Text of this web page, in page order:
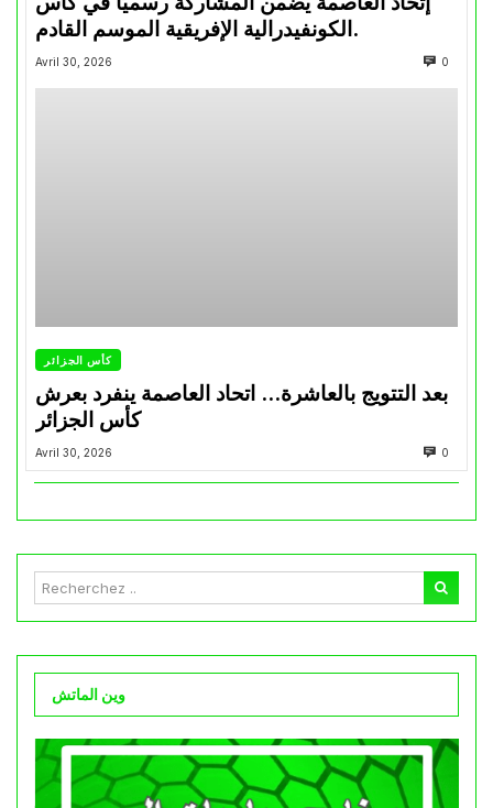
الكونفيدرالية الإفريقية الموسم القادم.
Avril 30, 2026 0
كأس الجزائر
بعد التتويج بالعاشرة… اتحاد العاصمة ينفرد بعرش
كأس الجزائر
Avril 30, 2026 0
وين الماتش